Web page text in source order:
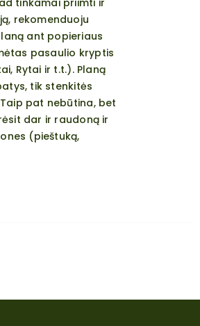
tinkamai priimti ir
rekomenduoju
ant popieriaus
pasaulio kryptis
Rytai ir t.t.). Planą
tik stenkitės
pat nebūtina, bet
dar ir raudoną ir
(pieštuką,